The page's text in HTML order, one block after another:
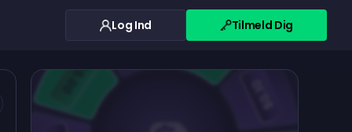
Log Ind Tilmeld Dig
$5.00
$0.10 $5.00